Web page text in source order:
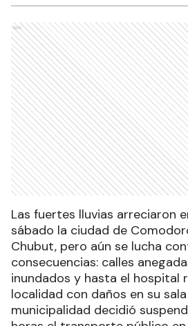
Ads
Las fuertes lluvias arreciaron
sábado la ciudad de
Chubut, pero aún se lucha
consecuencias: calles
inundados y hasta el hospital
localidad con daños en su
municipalidad decidió